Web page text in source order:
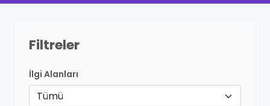
Filtreler
İlgi Alanları
Tümü